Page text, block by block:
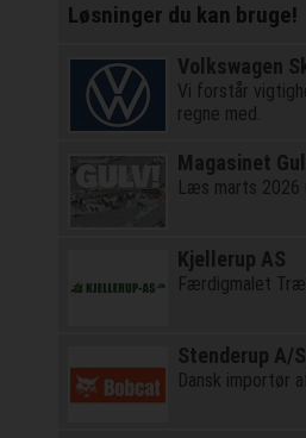
Løsninger du kan bruge!
Volkswagen
Vi forstår
regne med.
Magasinet
Læs marts 2026
Kjellerup AS
Færdigmalet
Stenderup A/S
Dansk importør